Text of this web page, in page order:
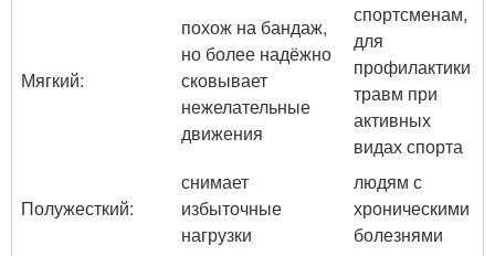
Мягкий:
похож на бандаж,
но более надёжно
сковывает
нежелательные
движения
спортсменам,
для
профилактики
травм при
активных
видах спорта
Полужесткий:
снимает
избыточные
нагрузки
людям с
хроническими
болезнями